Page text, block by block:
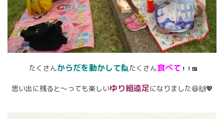
たくさんからだを動かして🙋たくさん食べて ！！🍱
思い出に残ると～っても楽しいゆり組遠足になりました😆🙌💖